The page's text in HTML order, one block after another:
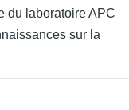
du laboratoire APC
sur la